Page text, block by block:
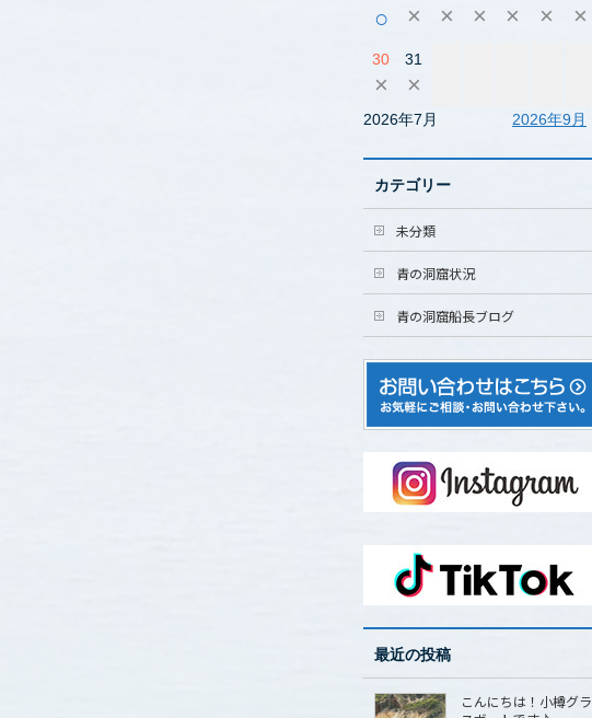
○ × × × × × ×
30
×
31
×
2026年7月 2026年9月
カテゴリー
未分類
青の洞窟状況
青の洞窟船長ブログ
最近の投稿
こんにちは！小樽グラ